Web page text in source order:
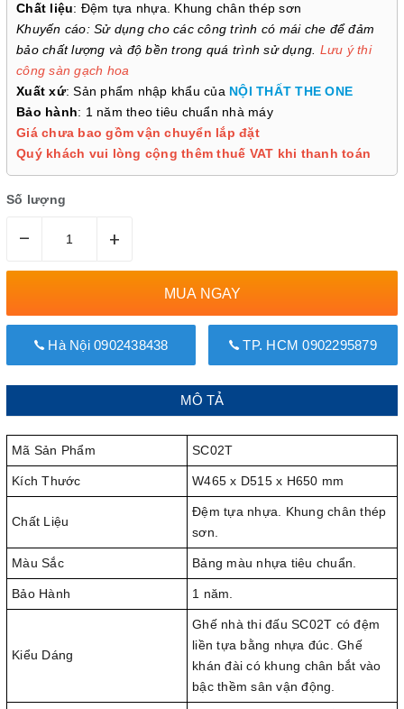
Chất liệu: Đệm tựa nhựa. Khung chân thép sơn
Khuyến cáo: Sử dụng cho các công trình có mái che để đảm
bảo chất lượng và độ bền trong quá trình sử dụng. Lưu ý thi
công sàn gạch hoa
Xuất xứ: Sản phẩm nhập khẩu của NỘI THẤT THE ONE
Bảo hành: 1 năm theo tiêu chuẩn nhà máy
Giá chưa bao gồm vận chuyển lắp đặt
Quý khách vui lòng cộng thêm thuế VAT khi thanh toán
Số lượng
– +
MUA NGAY
Hà Nội 0902438438 TP. HCM 0902295879
MÔ TẢ
Mã Sản Phẩm SC02T
Kích Thước W465 x D515 x H650 mm
Chất Liệu
Đệm tựa nhựa. Khung chân thép
sơn.
Màu Sắc Bảng màu nhựa tiêu chuẩn.
Bảo Hành 1 năm.
Kiểu Dáng
Ghế nhà thi đấu SC02T có đệm
liền tựa bằng nhựa đúc. Ghế
khán đài có khung chân bắt vào
bậc thềm sân vận động.